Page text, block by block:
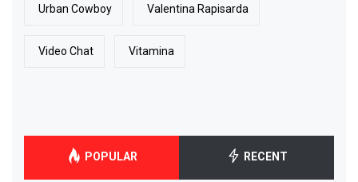
Urban Cowboy Valentina Rapisarda
Video Chat Vitamina
POPULAR RECENT